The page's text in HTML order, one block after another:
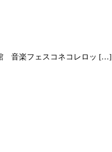
音楽フェスコネコレロッ […]